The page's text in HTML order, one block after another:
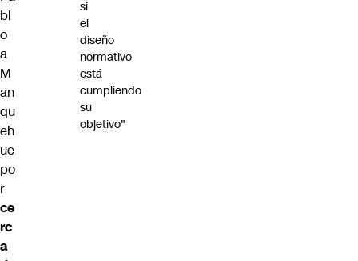
bl
o
a
M
an
qu
eh
ue
po
r
ce
rc
a
si
el
diseño
normativo
está
cumpliendo
su
objetivo"